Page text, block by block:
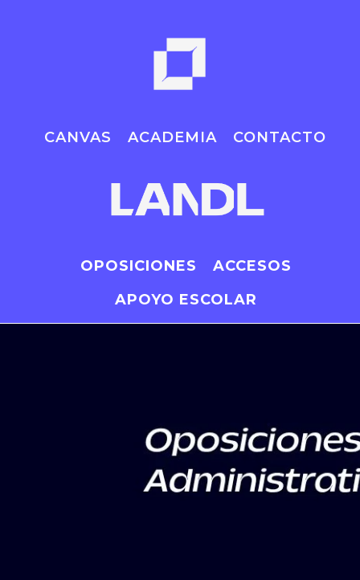
OPOSICIONES
ACCESOS
APOYO ESCOLAR
CANVAS ACADEMIA CONTACTO